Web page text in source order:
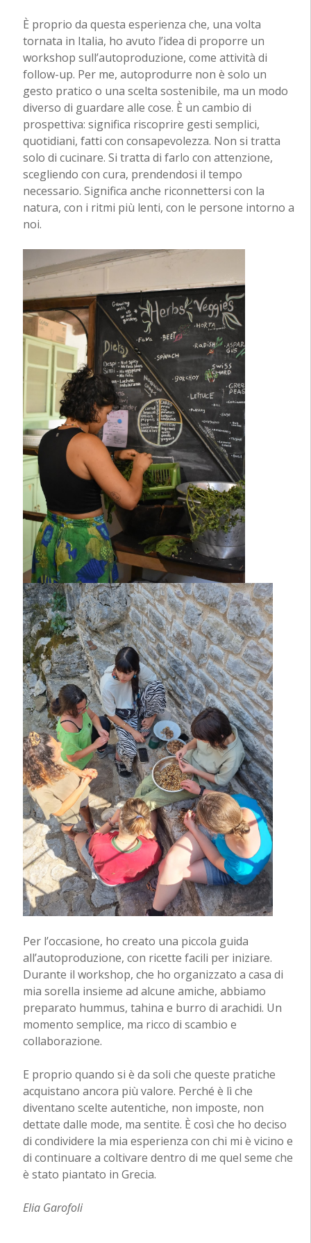
È proprio da questa esperienza che, una volta
tornata in Italia, ho avuto l’idea di proporre un
workshop sull’autoproduzione, come attività di
follow-up. Per me, autoprodurre non è solo un
gesto pratico o una scelta sostenibile, ma un modo
diverso di guardare alle cose. È un cambio di
prospettiva: significa riscoprire gesti semplici,
quotidiani, fatti con consapevolezza. Non si tratta
solo di cucinare. Si tratta di farlo con attenzione,
scegliendo con cura, prendendosi il tempo
necessario. Significa anche riconnettersi con la
natura, con i ritmi più lenti, con le persone intorno a
noi.
Per l’occasione, ho creato una piccola guida
all’autoproduzione, con ricette facili per iniziare.
Durante il workshop, che ho organizzato a casa di
mia sorella insieme ad alcune amiche, abbiamo
preparato hummus, tahina e burro di arachidi. Un
momento semplice, ma ricco di scambio e
collaborazione.
E proprio quando si è da soli che queste pratiche
acquistano ancora più valore. Perché è lì che
diventano scelte autentiche, non imposte, non
dettate dalle mode, ma sentite. È così che ho deciso
di condividere la mia esperienza con chi mi è vicino e
di continuare a coltivare dentro di me quel seme che
è stato piantato in Grecia.
Elia Garofoli